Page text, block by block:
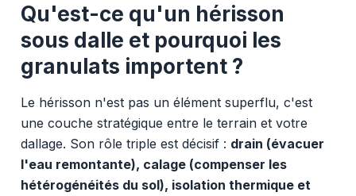
Qu'est-ce qu'un hérisson
sous dalle et pourquoi les
granulats importent ?
Le hérisson n'est pas un élément superflu, c'est
une couche stratégique entre le terrain et votre
dallage. Son rôle triple est décisif : drain (évacuer
l'eau remontante), calage (compenser les
hétérogénéités du sol), isolation thermique et